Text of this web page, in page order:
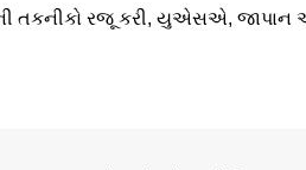
તકનીકો રજૂ કરી, યુએસએ, જાપાન